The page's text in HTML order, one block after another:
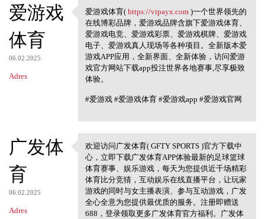
爱游戏
体育
06.02.2025
Adres
爱游戏体育( https://vipayx.com
爱游戏体育( https://vipayx.com)一个世界领先的
在线博彩品牌，爱游戏品牌含旗下爱游戏体育、
爱游戏电竞、爱游戏彩票、爱游戏棋牌、爱游戏
电子、爱游戏真人现场等各种项目。全新版本爱
游戏APP应用，全新界面、全新体验，访问爱游
戏官方网站下载app投注世界各地赛事,尽享极致
体验。
#爱游戏 #爱游戏体育 #爱游戏app #爱游戏官网
广发体
育
06.02.2025
Adres
欢迎访问广发体育( GFTY SPORTS )
官方下载中心
欢迎访问广发体育( GFTY SPORTS )官方下载中
心，立即下载广发体育APP体验最新的足球篮球
体育赛事、娱乐游戏，每天为您提供近千场精彩
体育比分竞猜，互动娱乐在线直播平台，让玩家
游戏的同时与女主播表演、参与互动游戏，广发
全心全意为您提供最优质的服务。注册即赠送
688，登录领取更多广发体育官方福利。广发体